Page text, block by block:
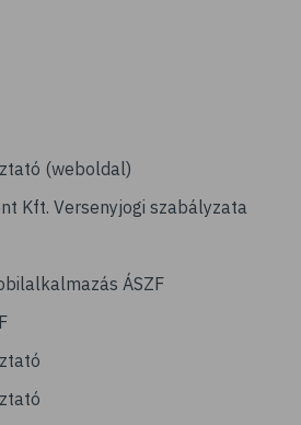
betegségek
(weboldal)
Kft. Versenyjogi szabályzata
ÁSZF